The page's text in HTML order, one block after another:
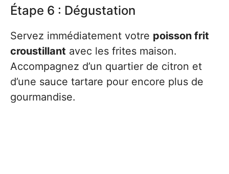
Étape 6 : Dégustation
Servez immédiatement votre poisson frit
croustillant avec les frites maison.
Accompagnez d’un quartier de citron et
d’une sauce tartare pour encore plus de
gourmandise.